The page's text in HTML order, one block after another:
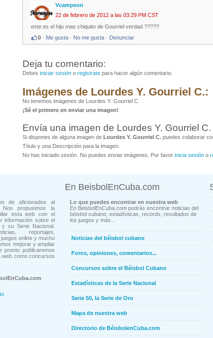
Vcampeon
22 de febrero de 2012 a las 03:29 PM CST
este es el hijo mas chiquito de Gourriel verdad ?????
0 · Me gusta · No me gusta · Denunciar
Deja tu comentario:
Debes iniciar sesión o registrate para hacer algún comentario.
Imágenes de Lourdes Y. Gourriel C.:
No tenemos imágenes de Lourdes Y. Gourriel C.
¡Sé el primero en enviar una imagen!
Envía una imagen de Lourdes Y. Gourriel C.
Si dispones de alguna imagen de Lourdes Y. Gourriel C. puedes colaborar
Título y una Descripción para la imagen.
No has iniciado sesión. No puedes enviar imágenes. Por favor inicia sesión o
de aficionados al
Nos propusimos la
esta web con el
información sobre el
su Serie Nacional.
reportajes,
online y mucho
mejorar y ampliar
pronto publicaremos
como concursos
En BeisbolEnCuba.com
Lo que puedes encontrar en nuestra web
En BeisbolEnCuba.com podrás encontrar noticias del
béisbol cubano, estadísticas, records, resultados de
los juegos y más...
Noticias del béisbol cubano
Foros, opiniones, comentarios...
Concursos sobre el Béisbol Cubano
Estadísticas de la Serie Nacional
Serie 50, la Serie de Oro
Mapa de nuestra web
Directorio de BéisbolenCuba.com